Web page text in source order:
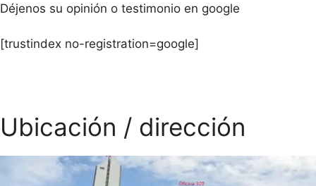
Déjenos su opinión o testimonio en google
[trustindex no-registration=google]
Ubicación / dirección